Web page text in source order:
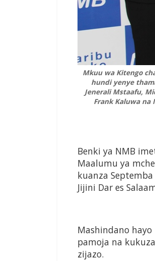
Mkuu wa Kitengo
hundi yenye
Jenerali Mstaafu,
Frank Kaluwa na
Benki ya NMB
Maalumu ya
kuanza
Jijini Dar es
Mashindano
pamoja na
zijazo.